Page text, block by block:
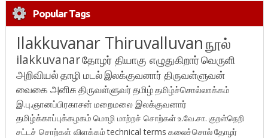
Popular Tags
Ilakkuvanar Thiruvalluvanநூல்
ilakkuvanarதோழர் தியாகு எழுதுகிறார்வெருளி
அறிவியல்தாழி மடல்இலக்குவனார் திருவள்ளுவன்
வைகை அனிசுதிருவள்ளுவர்தமிழ்தமிழ்ச்சொல்லாக்கம்
இ.பு.ஞானப்பிரகாசன் மறைமலை இலக்குவனார்
தமிழ்க்காப்புக்கழகம் மொழி மாற்றச் சொற்கள்உ.வே.சா. குறள்நெறி
சட்டச் சொற்கள் விளக்கம்technical terms கலைச்சொல்தோழர்